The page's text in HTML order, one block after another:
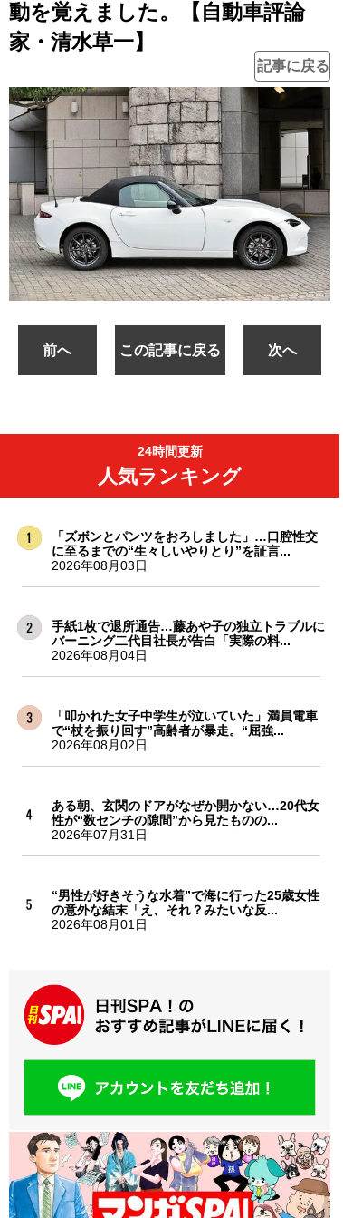
動を覚えました。【自動車評論
家・清水草一】
記事に戻る
前へ この記事に戻る 次へ
24時間更新
人気ランキング
「ズボンとパンツをおろしました」…口腔性交
に至るまでの“生々しいやりとり”を証言...
2026年08月03日
手紙1枚で退所通告…藤あや子の独立トラブルに
バーニング二代目社長が告白「実際の料...
2026年08月04日
「叩かれた女子中学生が泣いていた」満員電車
で“杖を振り回す”高齢者が暴走。“屈強...
2026年08月02日
ある朝、玄関のドアがなぜか開かない…20代女
性が“数センチの隙間”から見たものの...
2026年07月31日
“男性が好きそうな水着”で海に行った25歳女性
の意外な結末「え、それ？みたいな反...
2026年08月01日